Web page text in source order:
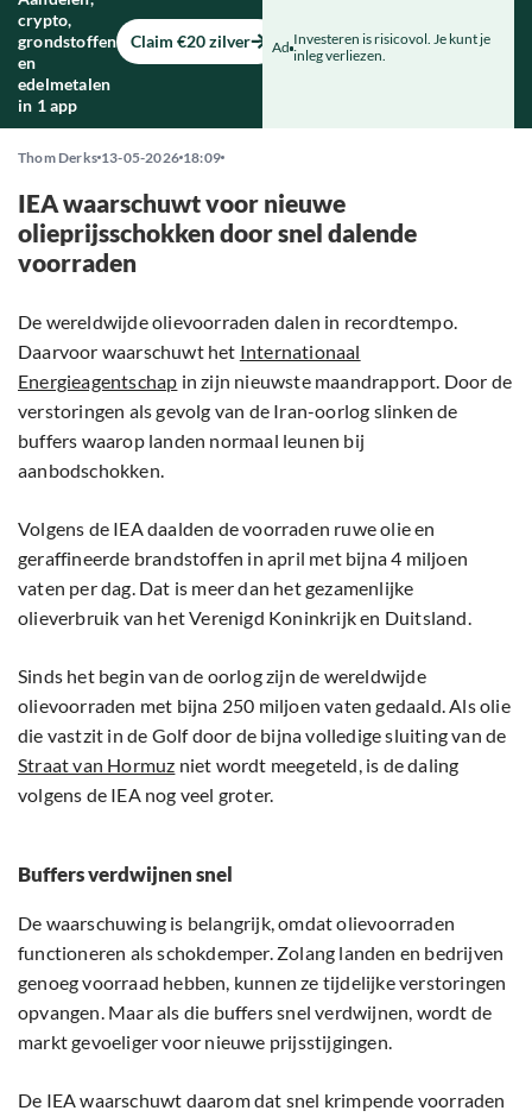
crypto,
grondstoffen
en
edelmetalen
in 1 app
Claim €20 zilver Ad Investeren is risicovol. Je kunt je
inleg verliezen.
Thom Derks 13-05-2026 18:09
IEA waarschuwt voor nieuwe
olieprijsschokken door snel dalende
voorraden
De wereldwijde olievoorraden dalen in recordtempo.
Daarvoor waarschuwt het Internationaal
Energieagentschap in zijn nieuwste maandrapport. Door de
verstoringen als gevolg van de Iran-oorlog slinken de
buffers waarop landen normaal leunen bij
aanbodschokken.
Volgens de IEA daalden de voorraden ruwe olie en
geraffineerde brandstoffen in april met bijna 4 miljoen
vaten per dag. Dat is meer dan het gezamenlijke
olieverbruik van het Verenigd Koninkrijk en Duitsland.
Sinds het begin van de oorlog zijn de wereldwijde
olievoorraden met bijna 250 miljoen vaten gedaald. Als olie
die vastzit in de Golf door de bijna volledige sluiting van de
Straat van Hormuz niet wordt meegeteld, is de daling
volgens de IEA nog veel groter.
Buffers verdwijnen snel
De waarschuwing is belangrijk, omdat olievoorraden
functioneren als schokdemper. Zolang landen en bedrijven
genoeg voorraad hebben, kunnen ze tijdelijke verstoringen
opvangen. Maar als die buffers snel verdwijnen, wordt de
markt gevoeliger voor nieuwe prijsstijgingen.
De IEA waarschuwt daarom dat snel krimpende voorraden